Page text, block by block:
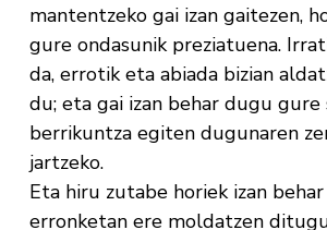
mantentzeko gai izan gaitezen,
gure ondasunik preziatuena.
da, errotik eta abiada bizian
du; eta gai izan behar dugu gure
berrikuntza egiten dugunaren
jartzeko.
Eta hiru zutabe horiek izan
erronketan ere moldatzen